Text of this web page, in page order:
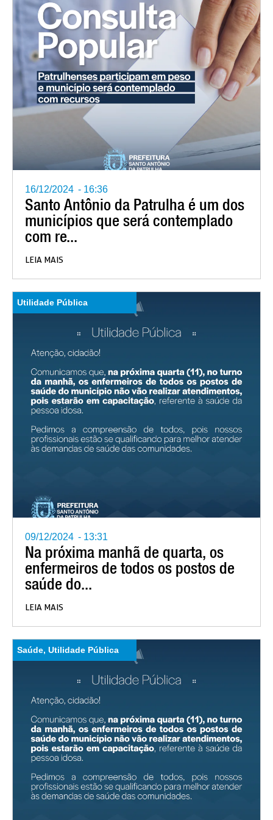
16/12/2024 - 16:36
Santo Antônio da Patrulha é um dos
municípios que será contemplado
com re...
LEIA MAIS
Utilidade Pública
09/12/2024 - 13:31
Na próxima manhã de quarta, os
enfermeiros de todos os postos de
saúde do...
LEIA MAIS
Saúde, Utilidade Pública